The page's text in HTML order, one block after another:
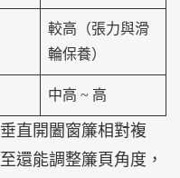
較高（張力與滑
輪保養）
中高 ~ 高
直開闔窗簾相對複
還能調整簾頁角度，